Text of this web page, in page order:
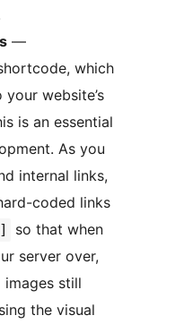
—
which
website’s
is an essential
As you
internal links,
coded links
so that when
server over,
images still
the visual